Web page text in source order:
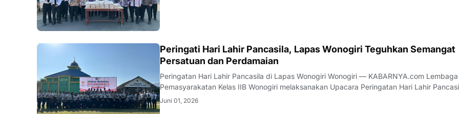
WONOGIRI
Peringati Hari Lahir Pancasila, Lapas Wonogiri Teguhkan Semangat
Persatuan dan Perdamaian
Peringatan Hari Lahir Pancasila di Lapas Wonogiri Wonogiri — KABARNYA.com Lembaga
Pemasyarakatan Kelas IIB Wonogiri melaksanakan Upacara Peringatan Hari Lahir
Tahun 2026 pada Senin (1/6/2026) di lapangan dalam Lapas Wonogiri. Kegiatan yang
Juni 01, 2026